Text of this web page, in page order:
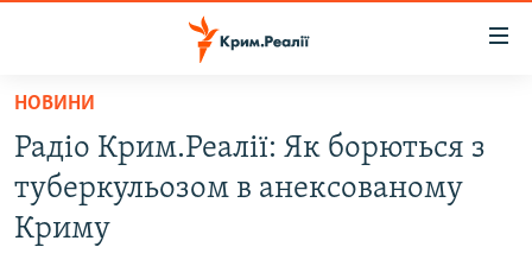
Перейти
основного
матеріалу
Перейти
до
ВОДА.КРИМ
ВІДЕО ТА ФОТО
НОВИНИ
Радіо Крим.Реалії: Як борються з
туберкульозом в анексованому
Криму